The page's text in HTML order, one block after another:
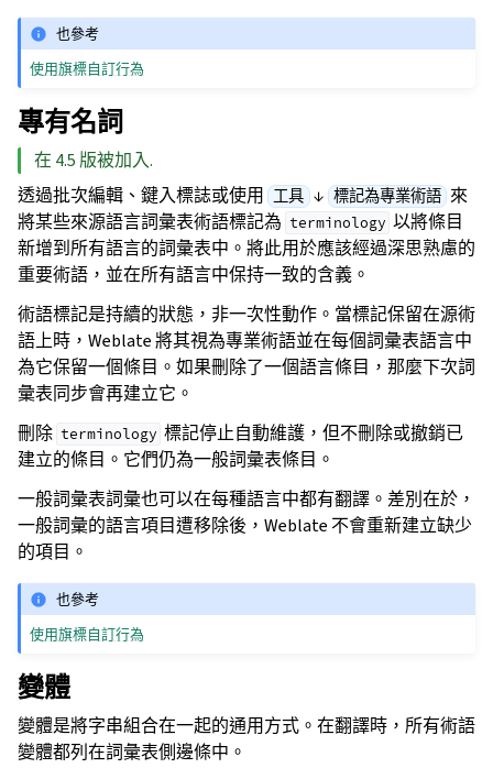
也參考
使用旗標自訂行為
專有名詞
在 4.5 版被加入.
透過批次編輯、鍵入標誌或使用 工具 ↓ 標記為專業術語 來
將某些來源語言詞彙表術語標記為 terminology 以將條目
新增到所有語言的詞彙表中。將此用於應該經過深思熟慮的
重要術語，並在所有語言中保持一致的含義。
術語標記是持續的狀態，非一次性動作。當標記保留在源術
語上時，Weblate 將其視為專業術語並在每個詞彙表語言中
為它保留一個條目。如果刪除了一個語言條目，那麼下次詞
彙表同步會再建立它。
刪除 terminology 標記停止自動維護，但不刪除或撤銷已
建立的條目。它們仍為一般詞彙表條目。
一般詞彙表詞彙也可以在每種語言中都有翻譯。差別在於，
一般詞彙的語言項目遭移除後，Weblate 不會重新建立缺少
的項目。
也參考
使用旗標自訂行為
變體
變體是將字串組合在一起的通用方式。在翻譯時，所有術語
變體都列在詞彙表側邊條中。